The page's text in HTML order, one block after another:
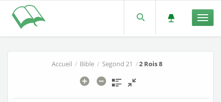
Accueil / Bible /Segond 21 /2 Rois 8